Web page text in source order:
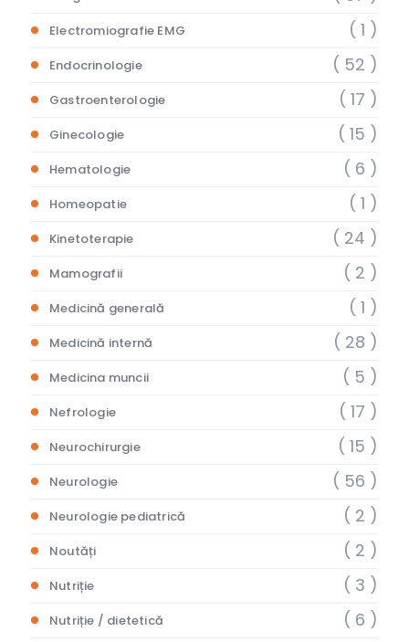
Electromiografie EMG ( 1 )
Endocrinologie ( 52 )
Gastroenterologie ( 17 )
Ginecologie ( 15 )
Hematologie ( 6 )
Homeopatie ( 1 )
Kinetoterapie ( 24 )
Mamografii ( 2 )
Medicină generală ( 1 )
Medicină internă ( 28 )
Medicina muncii ( 5 )
Nefrologie ( 17 )
Neurochirurgie ( 15 )
Neurologie ( 56 )
Neurologie pediatrică ( 2 )
Noutăți ( 2 )
Nutriție ( 3 )
Nutriție / dietetică ( 6 )